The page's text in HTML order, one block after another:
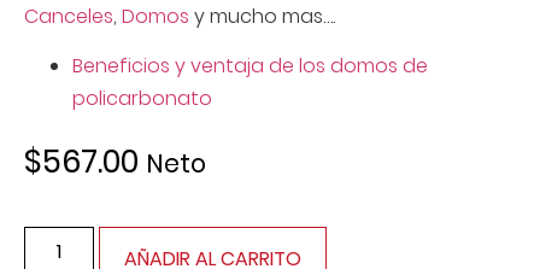
Canceles, Domos y mucho mas….
Beneficios y ventaja de los domos de
policarbonato
$567.00 Neto
AÑADIR AL CARRITO